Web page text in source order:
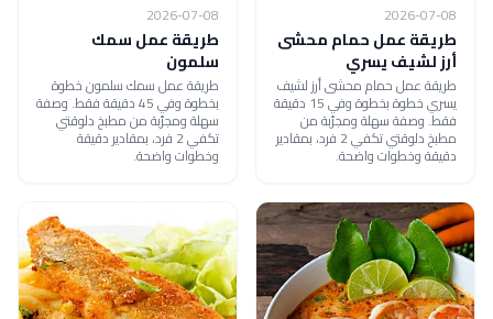
2026-07-08
طريقة عمل حمام محشى
أرز لشيف يسري
طريقة عمل حمام محشى أرز لشيف
يسري خطوة بخطوة وفي 15 دقيقة
فقط. وصفة سهلة ومجرّبة من
مطبخ دلوقتي تكفي 2 فرد، بمقادير
دقيقة وخطوات واضحة.
2026-07-08
طريقة عمل سمك
سلمون
طريقة عمل سمك سلمون خطوة
بخطوة وفي 45 دقيقة فقط. وصفة
سهلة ومجرّبة من مطبخ دلوقتي
تكفي 2 فرد، بمقادير دقيقة
وخطوات واضحة.